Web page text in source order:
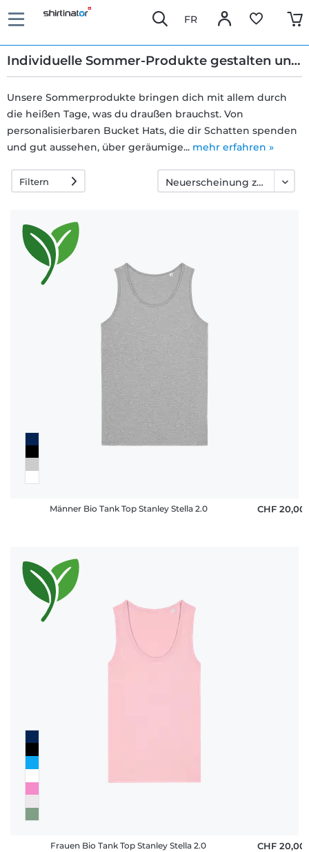
FR
Individuelle Sommer-Produkte gestalten und bedrucken
Schnelle
Lieferung
30 Tage
Rückgaberecht
Unsere Sommerprodukte bringen dich mit allem durch
die heißen Tage, was du draußen brauchst. Von
personalisierbaren Bucket Hats, die dir Schatten spenden
und gut aussehen, über geräumige... mehr erfahren »
Filtern
Männer Bio Tank Top Stanley Stella 2.0 CHF 20,00
Frauen Bio Tank Top Stanley Stella 2.0 CHF 20,00